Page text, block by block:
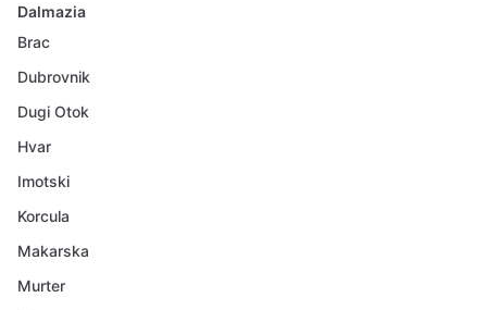
Dalmazia
Brac
Dubrovnik
Dugi Otok
Hvar
Imotski
Korcula
Makarska
Murter